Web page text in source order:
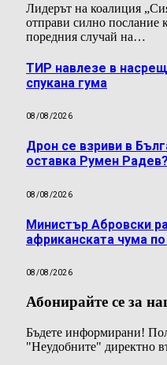
Лидерът на коалиция
отправи силно послание
поредния случай на…
ТИР навлезе в
спукана гума
08/08/2026
Дрон се взриви в
оставка Румен Радев?
08/08/2026
Министър Абровски
африканската чума
08/08/2026
Абонирайте се за
Бъдете информирани!
"Неудобните" директно